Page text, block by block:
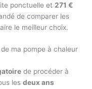
ponctuelle et 271 €
de comparer les
le meilleur choix.
ma pompe à chaleur
de procéder à
les deux ans